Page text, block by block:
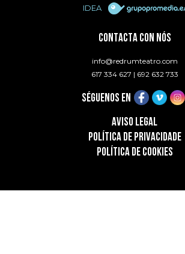
IDEA
CONTACTA CON NÓS
info@redrumteatro.com
617 334 627 | 692 632 733
SÉGUENOS EN
AVISO LEGAL
POLÍTICA DE PRIVACIDADE
POLÍTICA DE COOKIES